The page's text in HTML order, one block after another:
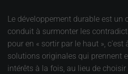
Le développement durable est un
conduit à surmonter les
pour en « sortir par le haut », c'est
solutions originales qui prennent
intérêts à la fois, au lieu de